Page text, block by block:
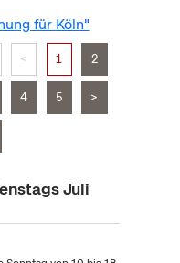
für Köln"
< 1 2
4 5 >
Juli